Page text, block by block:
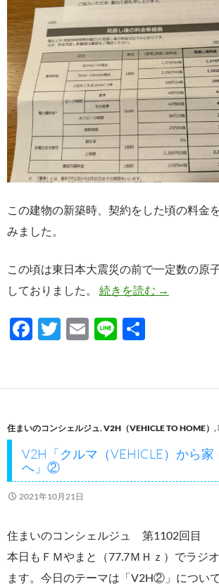
この建物の新築時、契約をした頃の料金
みました。
この頃は東日本大震災の前で一定数の原
しておりました。 続きを読む 7月からの
→
F
b
o
o
k
T
er
E
Li
住まいのコンシェルジュ ,V2H（VEHICLE TO HOME） ,
V2H「クルマ（VEHICLE）から家
へ」②
2021年10月21日
住まいのコンシェルジュ 第1102回目
本日もＦＭやまと（77.7ＭＨｚ）でラジ
ます。今日のテーマは「V2H②」につい